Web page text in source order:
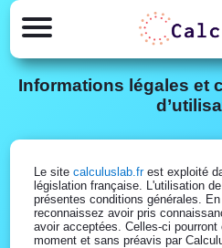
Informations légales et
Le site calculuslab.frest exploité
législation française. L'utilisation
présentes conditions générales.
reconnaissez avoir pris
avoir acceptées. Celles-ci
moment et sans préavis par